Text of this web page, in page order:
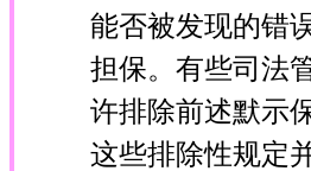
能否被发现的错
担保。有些司法
许排除前述默示
这些排除性规定